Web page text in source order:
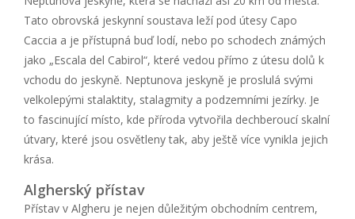
Tato obrovská jeskynní soustava leží pod útesy Capo
Caccia a je přístupná buď lodí, nebo po schodech známých
jako „Escala del Cabirol“, které vedou přímo z útesu dolů k
vchodu do jeskyně. Neptunova jeskyně je proslulá svými
velkolepými stalaktity, stalagmity a podzemními jezírky. Je
to fascinující místo, kde příroda vytvořila dechberoucí skalní
útvary, které jsou osvětleny tak, aby ještě více vynikla jejich
krása.
Algherský přístav
Přístav v Algheru je nejen důležitým obchodním centrem,